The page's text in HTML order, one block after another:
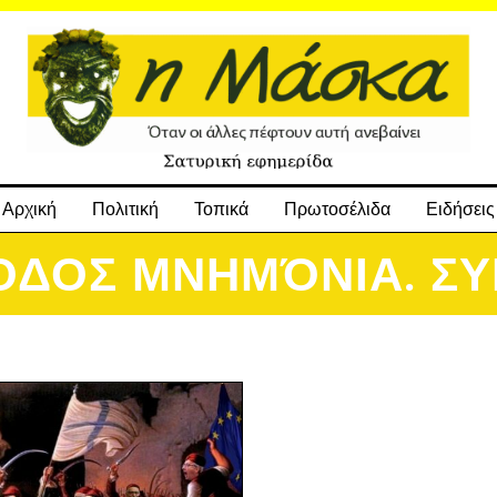
Αρχική Πολιτική Τοπικά Πρωτοσέλιδα Ειδήσεις
ΜΝΗΜΌΝΙΑ.